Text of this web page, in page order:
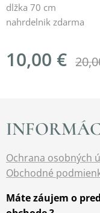
dlžka 70 cm
nahrdelnik zdarma
10,00 €
Ochrana osobných
Obchodné
Máte záujem o